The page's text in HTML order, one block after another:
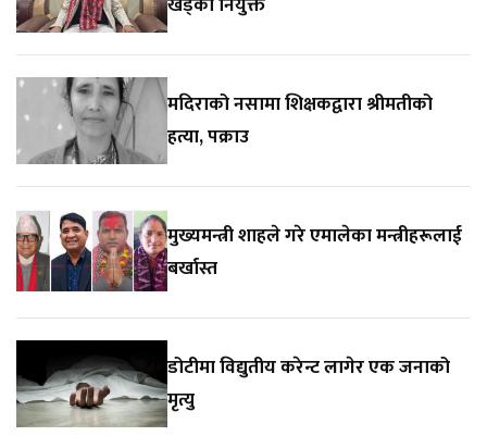
मदिराको नसामा शिक्षकद्वारा श्रीमतीको
हत्या, पक्राउ
मुख्यमन्त्री शाहले गरे एमालेका मन्त्रीहरूलाई
बर्खास्त
डोटीमा विद्युतीय करेन्ट लागेर एक जनाको
मृत्यु